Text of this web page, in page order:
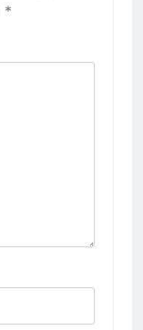
*